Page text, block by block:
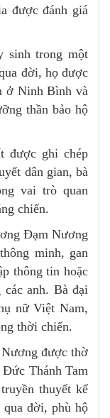
được đánh giá
sinh trong một
đời, họ được
ở Ninh Bình và
thần bảo hộ
được ghi chép
dân gian, bà
vai trò quan
chiến.
Đạm Nương
minh, gan
thông tin hoặc
anh. Bà đại
nữ Việt Nam,
thời chiến.
được thờ
Thánh Tam
thuyết kể
qua đời, phù hộ